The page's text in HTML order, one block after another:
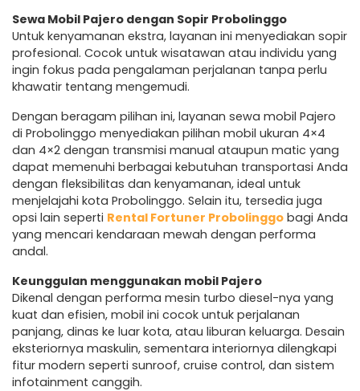
Sewa Mobil Pajero dengan Sopir Probolinggo
Untuk kenyamanan ekstra, layanan ini menyediakan sopir
profesional. Cocok untuk wisatawan atau individu yang
ingin fokus pada pengalaman perjalanan tanpa perlu
khawatir tentang mengemudi.
Dengan beragam pilihan ini, layanan sewa mobil Pajero
di Probolinggo menyediakan pilihan mobil ukuran 4×4
dan 4×2 dengan transmisi manual ataupun matic yang
dapat memenuhi berbagai kebutuhan transportasi Anda
dengan fleksibilitas dan kenyamanan, ideal untuk
menjelajahi kota Probolinggo. Selain itu, tersedia juga
opsi lain seperti Rental Fortuner Probolinggo bagi Anda
yang mencari kendaraan mewah dengan performa
andal.
Keunggulan menggunakan mobil Pajero
Dikenal dengan performa mesin turbo diesel-nya yang
kuat dan efisien, mobil ini cocok untuk perjalanan
panjang, dinas ke luar kota, atau liburan keluarga. Desain
eksteriornya maskulin, sementara interiornya dilengkapi
fitur modern seperti sunroof, cruise control, dan sistem
infotainment canggih.